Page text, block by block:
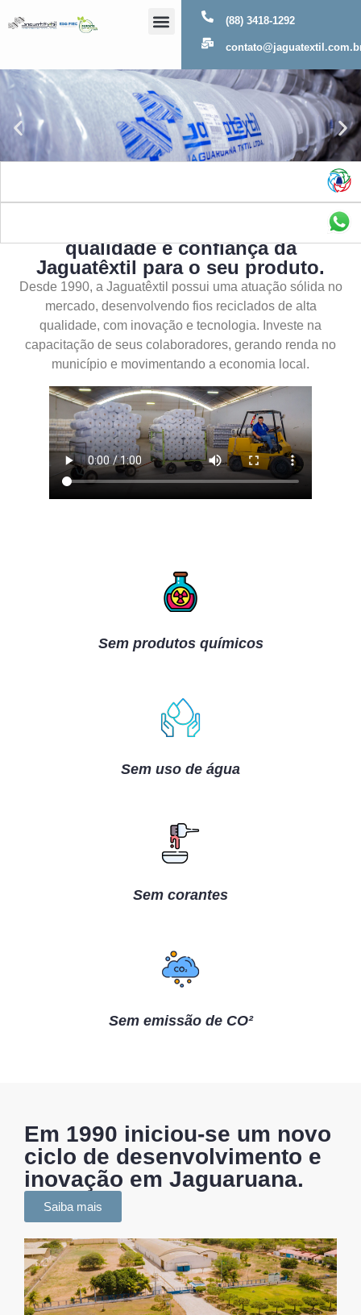
(88) 3418-1292
qualidade e confiança da
Jaguatêxtil para o seu produto.
Desde 1990, a Jaguatêxtil possui uma atuação sólida no
mercado, desenvolvendo fios reciclados de alta
qualidade, com inovação e tecnologia. Investe na
capacitação de seus colaboradores, gerando renda no
município e movimentando a economia local.
Sem produtos químicos
Sem uso de água
Sem corantes
Sem emissão de CO²
Em 1990 iniciou-se um novo
ciclo de desenvolvimento e
inovação em Jaguaruana.
Saiba mais